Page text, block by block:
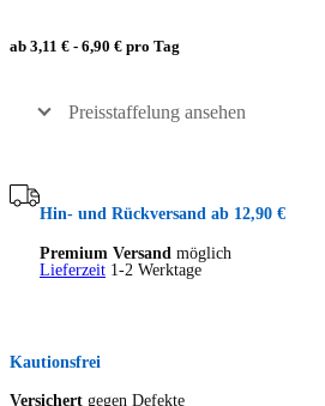
ab 3,11 € - 6,90 € pro Tag
Preisstaffelung ansehen
Hin- und Rückversand ab 12,90 €
Premium Versand möglich
Lieferzeit 1-2 Werktage
Kautionsfrei
Versichert gegen Defekte